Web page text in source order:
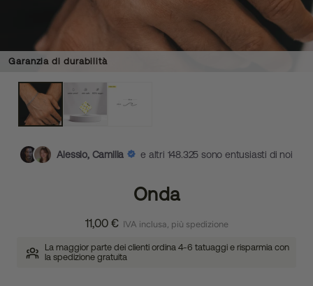
Garanzia di durabilità
Alessio, Camilla e altri 148.325 sono entusiasti di noi
Onda
11,00 € IVA inclusa, più spedizione
La maggior parte dei clienti ordina 4-6 tatuaggi e risparmia con
la spedizione gratuita